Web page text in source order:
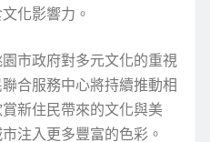
化影響力。
市政府對多元文化的重視
合服務中心將持續推動相
新住民帶來的文化與美
注入更多豐富的色彩。